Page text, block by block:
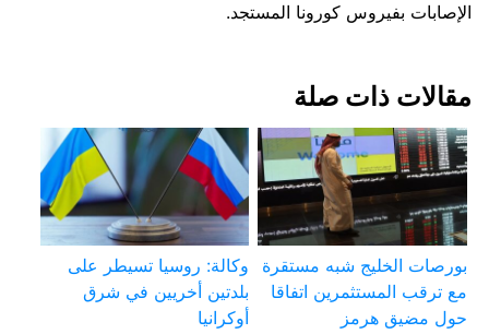
الإصابات بفيروس كورونا المستجد.
مقالات ذات صلة
بورصات الخليج شبه مستقرة
مع ترقب المستثمرين اتفاقا
حول مضيق هرمز
وكالة: روسيا تسيطر على
بلدتين أخريين في شرق
أوكرانيا